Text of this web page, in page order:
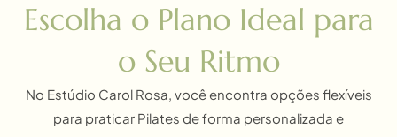
Escolha o Plano Ideal para
o Seu Ritmo
No Estúdio Carol Rosa, você encontra opções flexíveis
para praticar Pilates de forma personalizada e